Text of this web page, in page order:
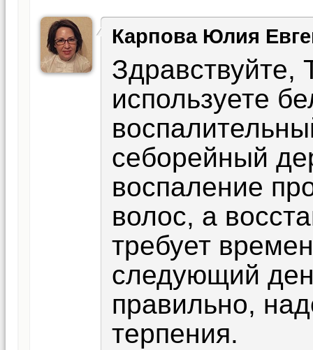
Карпова Юлия
Здравствуйте,
используете
себорейный
воспаление
волос, а
требует
следующий
правильно,
терпения.